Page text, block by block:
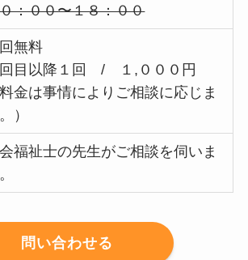
：００〜１８：００
無料
回目以降１回 / １,０００円
料金は事情によりご相談に応じま
）
福祉士の先生がご相談を伺いま
問い合わせる